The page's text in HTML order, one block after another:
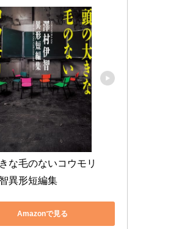
な毛のないコウモリ
異形短編集
Amazonで見る